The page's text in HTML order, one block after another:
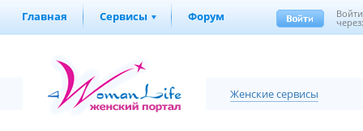
Главная Сервисы Форум Войти
Женские сервисы